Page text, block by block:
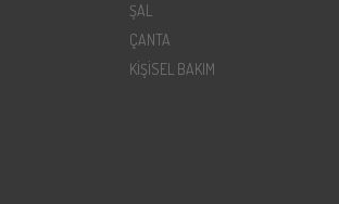
ŞAL
ÇANTA
KİŞİSEL BAKIM